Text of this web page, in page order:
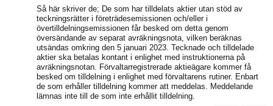
Så här skriver de; De som har tilldelats aktier utan stöd av
teckningsrätter i företrädesemissionen och/eller i
övertilldelningsemissionen får besked om detta genom
översändande av separat avräkningsnota, vilken beräknas
utsändas omkring den 5 januari 2023. Tecknade och tilldelade
aktier ska betalas kontant i enlighet med instruktionerna på
avräkningsnotan. Förvaltarregistrerade aktieägare kommer få
besked om tilldelning i enlighet med förvaltarens rutiner. Enbart
de som erhåller tilldelning kommer att meddelas. Meddelande
lämnas inte till de som inte erhållit tilldelning.